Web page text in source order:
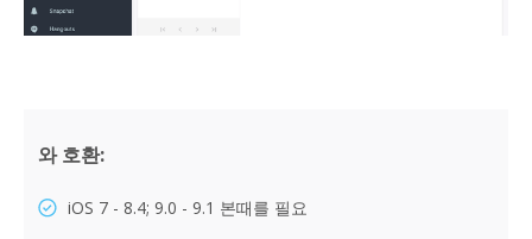
와 호환:
iOS 7 - 8.4; 9.0 - 9.1 본때를 필요